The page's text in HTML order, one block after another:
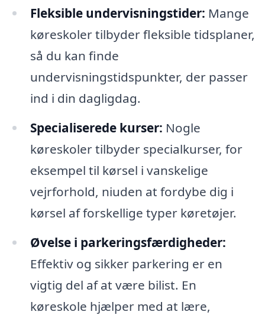
Fleksible undervisningstider: Mange
køreskoler tilbyder fleksible tidsplaner,
så du kan finde
undervisningstidspunkter, der passer
ind i din dagligdag.
Specialiserede kurser: Nogle
køreskoler tilbyder specialkurser, for
eksempel til kørsel i vanskelige
vejrforhold, niuden at fordybe dig i
kørsel af forskellige typer køretøjer.
Øvelse i parkeringsfærdigheder:
Effektiv og sikker parkering er en
vigtig del af at være bilist. En
køreskole hjælper med at lære,